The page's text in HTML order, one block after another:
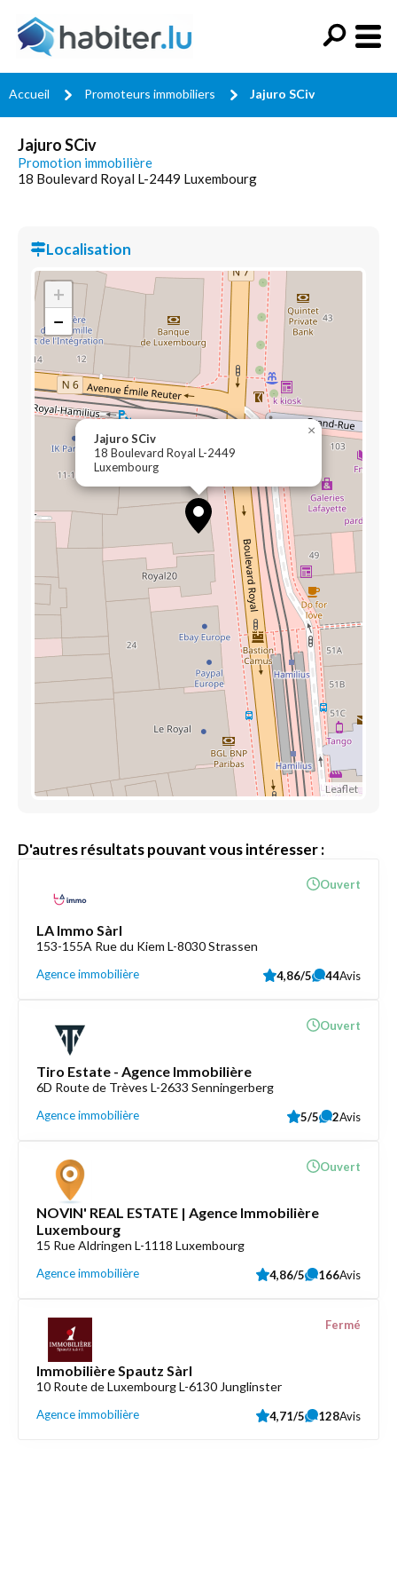
Accueil Promoteurs immobiliers Jajuro SCiv
Jajuro SCiv
Promotion immobilière
18 Boulevard Royal L-2449 Luxembourg
Localisation
Jajuro SCiv
18 Boulevard Royal L-2449
Luxembourg
×
+
−
Leaflet
D'autres résultats pouvant vous intéresser :
LA Immo Sàrl
153-155A Rue du Kiem L-8030 Strassen
Agence immobilière
Ouvert
4,86/5 44Avis
Tiro Estate - Agence Immobilière
6D Route de Trèves L-2633 Senningerberg
Agence immobilière
Ouvert
5/5 2Avis
NOVIN' REAL ESTATE | Agence Immobilière
Luxembourg
15 Rue Aldringen L-1118 Luxembourg
Agence immobilière
Ouvert
4,86/5 166Avis
Immobilière Spautz Sàrl
10 Route de Luxembourg L-6130 Junglinster
Agence immobilière
Fermé
4,71/5 128Avis